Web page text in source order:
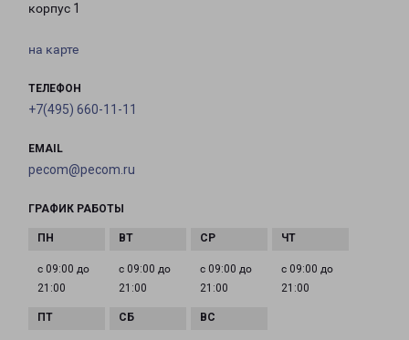
корпус 1
на карте
ТЕЛЕФОН
+7(495) 660-11-11
EMAIL
pecom@pecom.ru
ГРАФИК РАБОТЫ
с 09:00 до
21:00
с 09:00 до
21:00
с 09:00 до
21:00
с 09:00 до
21:00